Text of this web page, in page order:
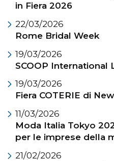
in Fiera 2026
22/03/2026
Rome Bridal Week
19/03/2026
SCOOP International
19/03/2026
Fiera COTERIE di
11/03/2026
Moda Italia Tokyo
per le imprese della
21/02/2026